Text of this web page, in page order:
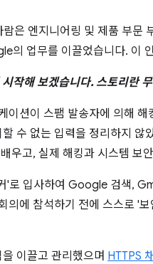
은 엔지니어링 및 제품 부문
의 업무를 이끌었습니다. 이
작해 보겠습니다. 스토리란
이션이 스팸 발송자에 의해
수 없는 입력을 정리하지
우고, 실제 해킹과 시스템 보
입사하여 Google 검색,
의에 참석하기 전에 스스로 '
이끌고 관리했으며 HTTPS